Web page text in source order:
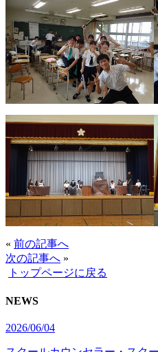
« 前の記事へ
次の記事へ »
トップページに戻る
NEWS
2026/06/04